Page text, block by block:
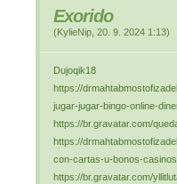
Exorido
(KylieNip 20. 9. 2024 1:13)
Dujoqik18
https://
jugar-jugar-bingo-online-
https://br.gravatar.com/
https://
con-cartas-u-bonos-
https://br.gravatar.com/